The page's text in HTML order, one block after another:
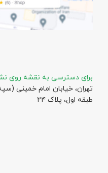
برای دسترسی به نقشه روی
تهران، خیابان امام خمینی
طبقه اول، پلاک ۲۴